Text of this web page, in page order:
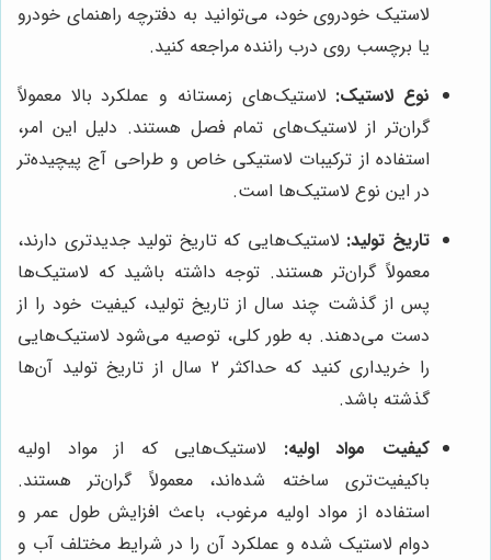
لاستیک خودروی خود، می‌توانید به دفترچه راهنمای خودرو
یا برچسب روی درب راننده مراجعه کنید.
نوع لاستیک: لاستیک‌های زمستانه و عملکرد بالا معمولاً
گران‌تر از لاستیک‌های تمام فصل هستند. دلیل این امر،
استفاده از ترکیبات لاستیکی خاص و طراحی آج پیچیده‌تر
در این نوع لاستیک‌ها است.
تاریخ تولید: لاستیک‌هایی که تاریخ تولید جدیدتری دارند،
معمولاً گران‌تر هستند. توجه داشته باشید که لاستیک‌ها
پس از گذشت چند سال از تاریخ تولید، کیفیت خود را از
دست می‌دهند. به طور کلی، توصیه می‌شود لاستیک‌هایی
را خریداری کنید که حداکثر 2 سال از تاریخ تولید آن‌ها
گذشته باشد.
کیفیت مواد اولیه: لاستیک‌هایی که از مواد اولیه
باکیفیت‌تری ساخته شده‌اند، معمولاً گران‌تر هستند.
استفاده از مواد اولیه مرغوب، باعث افزایش طول عمر و
دوام لاستیک شده و عملکرد آن را در شرایط مختلف آب و